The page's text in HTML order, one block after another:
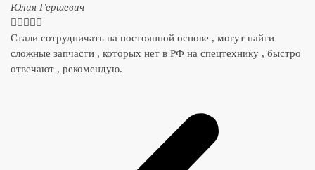
​Юлия Гершевич
    
Стали сотрудничать на постоянной основе , могут найти
сложные запчасти , которых нет в РФ на спецтехнику , быстро
отвечают , рекомендую.